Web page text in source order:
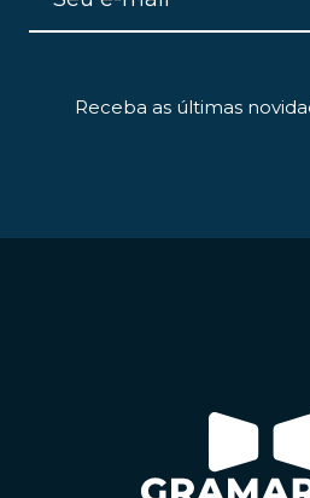
Receba as últimas